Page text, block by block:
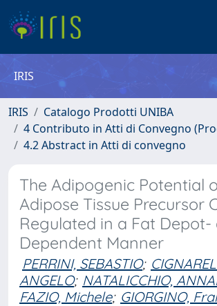
IRIS
IRIS
Catalogo Prodotti UNIBA
4 Contributo in Atti di Convegno
4.2 Abstract in Atti di convegno
The Adipogenic Potential
Adipose Tissue Precursor
Regulated in a Fat Depot-
Dependent Manner
PERRINI, SEBASTIO;
ANGELO; NATALICCHIO,
FAZIO, Michele; GIORGINO,